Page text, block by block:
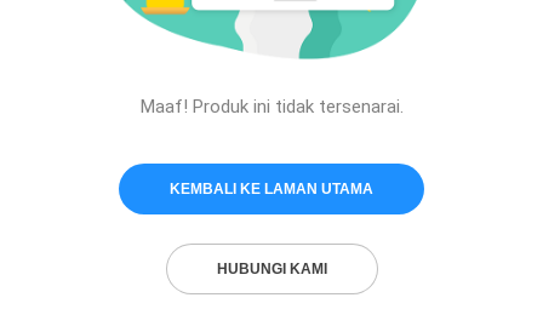
Maaf! Produk ini tidak tersenarai.
KEMBALI KE LAMAN UTAMA
HUBUNGI KAMI